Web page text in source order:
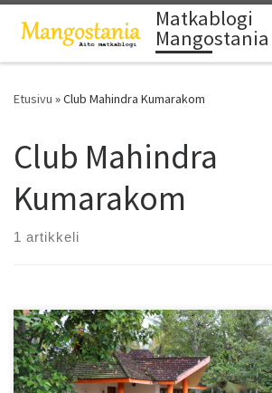
Skip to content Matkablogi
Mangostania
Etusivu »Club Mahindra Kumarakom
Club Mahindra
Kumarakom
1 artikkeli